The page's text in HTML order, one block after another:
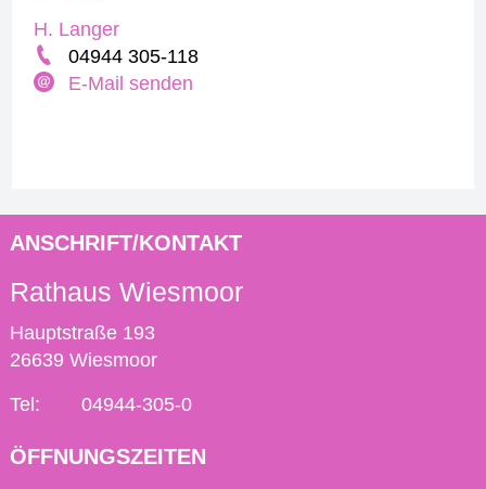
H. Langer
04944 305-118
E-Mail senden
ANSCHRIFT/KONTAKT
Rathaus Wiesmoor
Hauptstraße 193
26639 Wiesmoor
Tel: 04944-305-0
ÖFFNUNGSZEITEN